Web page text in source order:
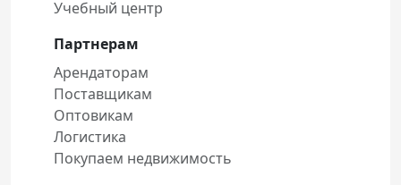
Учебный центр
Партнерам
Арендаторам
Поставщикам
Оптовикам
Логистика
Покупаем недвижимость